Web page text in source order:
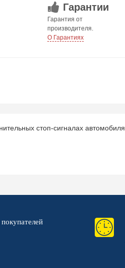
Гарантии
Гарантия от
производителя.
О Гарантиях
стоп-сигналах